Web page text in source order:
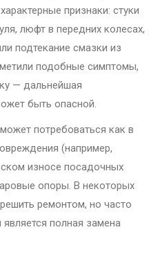
признаки: стуки
люфт в передних колесах,
подтекание смазки из
подобные симптомы,
— дальнейшая
быть опасной.
потребоваться как в
(например,
износе посадочных
опоры. В некоторых
ремонтом, но часто
полная замена